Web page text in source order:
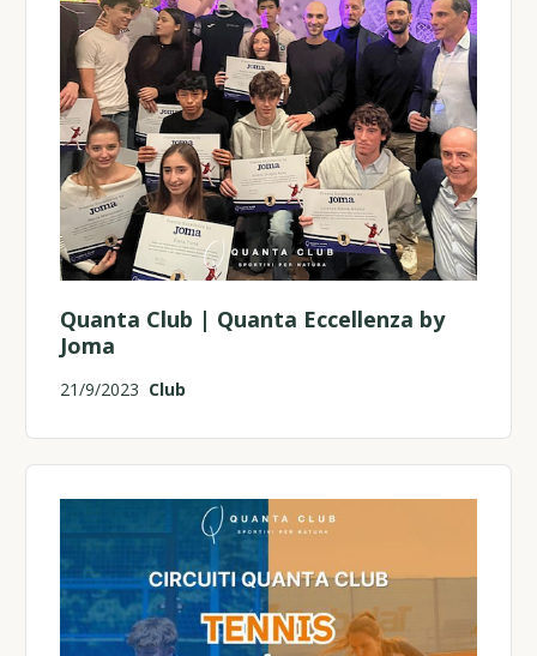
Quanta Club | Quanta Eccellenza by
Joma
21/9/2023 Club